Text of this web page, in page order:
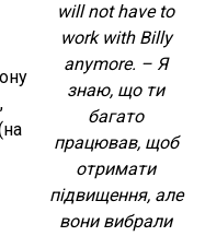
will not have to
work with Billy
anymore. – Я
знаю, що ти
багато
працював, щоб
отримати
підвищення, але
вони вибрали